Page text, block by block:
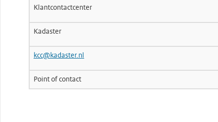
Klantcontactcenter
Kadaster
kcc@kadaster.nl
Point of contact